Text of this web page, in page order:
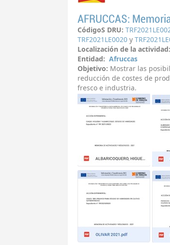
AFRUCCAS:
CódigoS DRU:
TRF2021LE0020 y
Localización de la actividad:
Entidad: Afruccas
Objetivo: Mostrar las
reducción de costes de
fresco e industria.